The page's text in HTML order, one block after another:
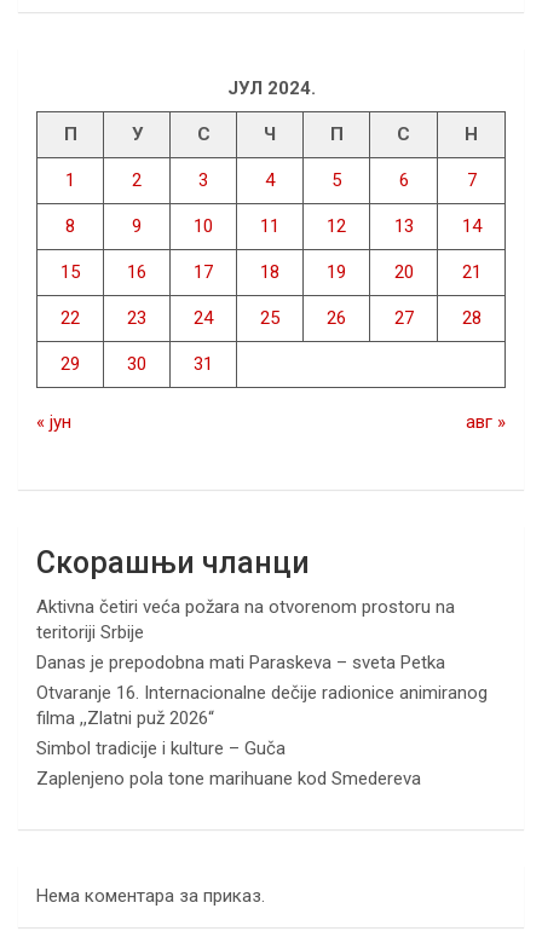
ЈУЛ 2024.
П У С Ч П С Н
1 2 3 4 5 6 7
8 9 10 11 12 13 14
15 16 17 18 19 20 21
22 23 24 25 26 27 28
29 30 31
« јун авг »
Скорашњи чланци
Aktivna četiri veća požara na otvorenom prostoru na
teritoriji Srbije
Danas je prepodobna mati Paraskeva – sveta Petka
Otvaranje 16. Internacionalne dečije radionice animiranog
filma ,,Zlatni puž 2026“
Simbol tradicije i kulture – Guča
Zaplenjeno pola tone marihuane kod Smedereva
Нема коментара за приказ.